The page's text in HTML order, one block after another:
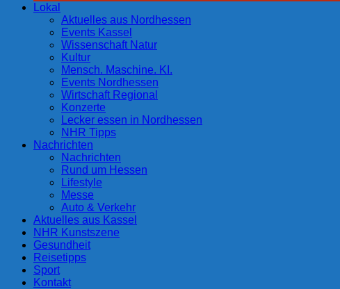
Lokal
Aktuelles aus Nordhessen
Events Kassel
Wissenschaft Natur
Kultur
Mensch. Maschine. KI.
Events Nordhessen
Wirtschaft Regional
Konzerte
Lecker essen in Nordhessen
NHR Tipps
Nachrichten
Nachrichten
Rund um Hessen
Lifestyle
Messe
Auto & Verkehr
Aktuelles aus Kassel
NHR Kunstszene
Gesundheit
Reisetipps
Sport
Kontakt